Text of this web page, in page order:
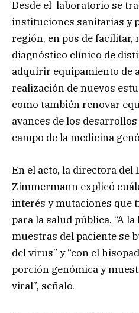
Desde el laboratorio se
instituciones sanitarias y
región, en pos de facilitar,
diagnóstico clínico de
adquirir equipamiento de
realización de nuevos
como también renovar
avances de los
campo de la medicina
En el acto, la directora del
Zimmermann explicó
interés y mutaciones que
para la salud pública. “A
muestras del paciente se
del virus” y “con el
porción genómica y
viral”, señaló.